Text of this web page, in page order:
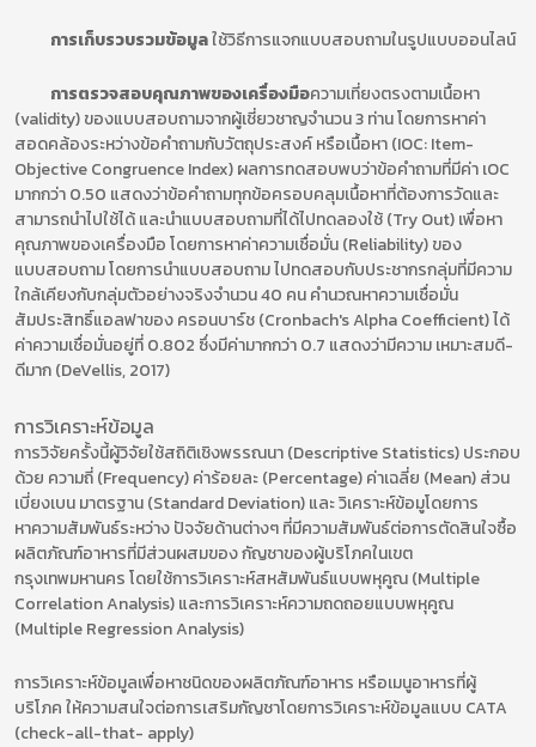
การเก็บรวบรวมข้อมูลใช้วิธีการแจกแบบสอบถามในรูปแบบออนไลน์
การตรวจสอบคุณภาพของเครื่องมือความเที่ยงตรงตามเนื้อหา
(validity) ของแบบสอบถามจากผู้เชี่ยวชาญจำนวน 3 ท่าน โดยการหาค่า
สอดคล้องระหว่างข้อคำถามกับวัตถุประสงค์ หรือเนื้อหา (IOC: Item-
Objective Congruence Index) ผลการทดสอบพบว่าข้อคำถามที่มีค่า เOC
มากกว่า 0.50 แสดงว่าข้อคำถามทุกข้อครอบคลุมเนื้อหาที่ต้องการวัดและ
สามารถนำไปใช้ได้ และนำแบบสอบถามที่ได้ไปทดลองใช้ (Try Out) เพื่อหา
คุณภาพของเครื่องมือ โดยการหาค่าความเชื่อมั่น (Reliability) ของ
แบบสอบถาม โดยการนำแบบสอบถาม ไปทดสอบกับประชากรกลุ่มที่มีความ
ใกล้เคียงกับกลุ่มตัวอย่างจริงจำนวน 40 คน คำนวณหาความเชื่อมั่น
สัมประสิทธิ์แอลฟาของ ครอนบาร์ช (Cronbach's Alpha Coefficient) ได้
ค่าความเชื่อมั่นอยู่ที่ 0.802 ซึ่งมีค่ามากกว่า 0.7 แสดงว่ามีความ เหมาะสมดี-
ดีมาก (DeVellis, 2017)
การวิเคราะห์ข้อมูล
การวิจัยครั้งนี้ผู้วิจัยใช้สถิติเชิงพรรณนา (Descriptive Statistics) ประกอบ
ด้วย ความถี่ (Frequency) ค่าร้อยละ (Percentage) ค่าเฉลี่ย (Mean) ส่วน
เบี่ยงเบน มาตรฐาน (Standard Deviation) และ วิเคราะห์ข้อมูโดยการ
หาความสัมพันธ์ระหว่าง ปัจจัยด้านต่างๆ ที่มีความสัมพันธ์ต่อการตัดสินใจซื้อ
ผลิตภัณฑ์อาหารที่มีส่วนผสมของ กัญชาของผู้บริโภคในเขต
กรุงเทพมหานคร โดยใช้การวิเคราะห์สหสัมพันธ์แบบพหุคูณ (Multiple
Correlation Analysis) และการวิเคราะห์ความถดถอยแบบพหุคูณ
(Multiple Regression Analysis)
การวิเคราะห์ข้อมูลเพื่อหาชนิดของผลิตภัณฑ์อาหาร หรือเมนูอาหารที่ผู้
บริโภค ให้ความสนใจต่อการเสริมกัญชาโดยการวิเคราะห์ข้อมูลแบบ CATA
(check-all-that- apply)